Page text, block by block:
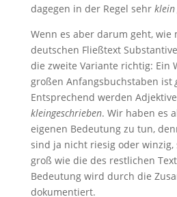
dagegen in der Regel sehr klein
Wenn es aber darum geht, wie
deutschen Fließtext
die zweite Variante richtig: Ein
großen Anfangsbuchstaben ist
Entsprechend werden
kleingeschrieben. Wir haben es
eigenen Bedeutung zu tun,
sind ja nicht riesig oder winzig,
groß wie die des restlichen
Bedeutung wird durch die
dokumentiert.